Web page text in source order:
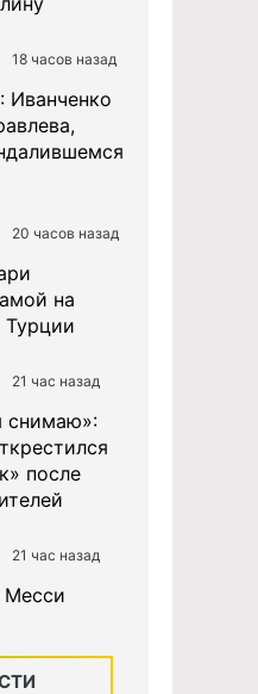
18 часов назад
Иванченко
20 часов назад
на
21 час назад
снимаю»:
после
21 час назад
Месси